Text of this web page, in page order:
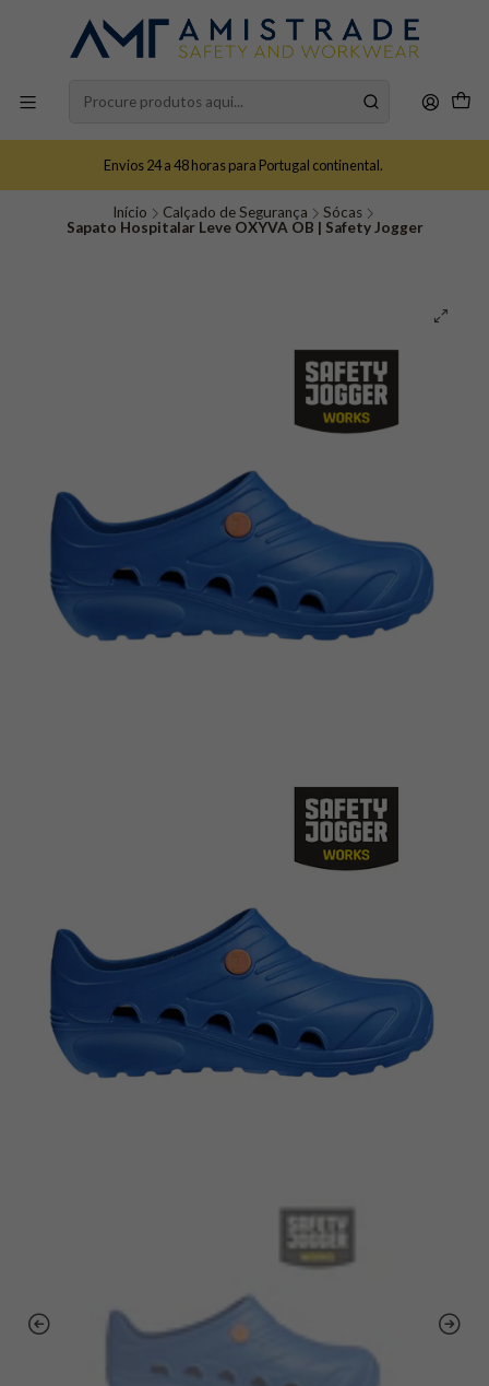
Envios 24 a 48 horas para Portugal continental.
Início Calçado de Segurança
Sócas
Sapato Hospitalar Leve OXYVA OB | Safety Jogger